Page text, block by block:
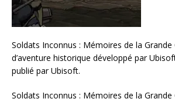
Soldats Inconnus : Mémoires de la
d’aventure historique développé par
publié par Ubisoft.
Soldats Inconnus : Mémoires de la